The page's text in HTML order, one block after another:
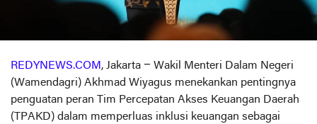
REDYNEWS.COM , Jakarta – Wakil Menteri Dalam Negeri
(Wamendagri) Akhmad Wiyagus menekankan pentingnya
penguatan peran Tim Percepatan Akses Keuangan Daerah
(TPAKD) dalam memperluas inklusi keuangan sebagai